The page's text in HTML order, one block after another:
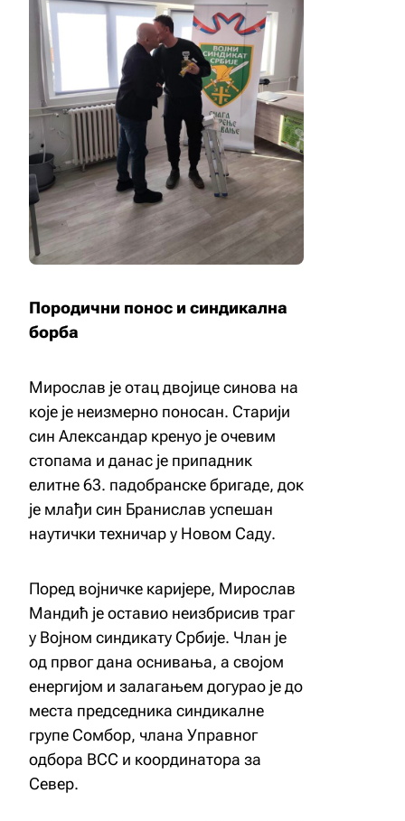
Породични понос и синдикална
борба
Мирослав је отац двојице синова на
које је неизмерно поносан. Старији
син Александар кренуо је очевим
стопама и данас је припадник
елитне 63. падобранске бригаде, док
је млађи син Бранислав успешан
наутички техничар у Новом Саду.
Поред војничке каријере, Мирослав
Мандић је оставио неизбрисив траг
у Војном синдикату Србије. Члан је
од првог дана оснивања, а својом
енергијом и залагањем догурао је до
места председника синдикалне
групе Сомбор, члана Управног
одбора ВСС и координатора за
Север.